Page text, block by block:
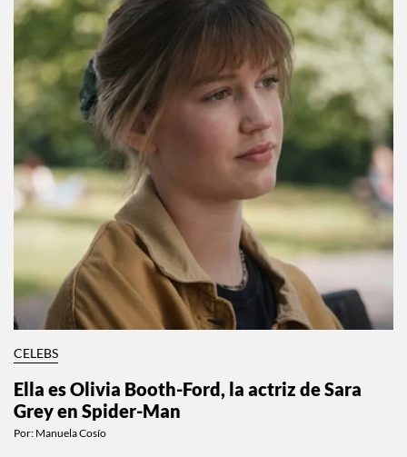
CELEBS
Ella es Olivia Booth-Ford, la actriz de Sara
Grey en Spider-Man
Por: Manuela Cosío